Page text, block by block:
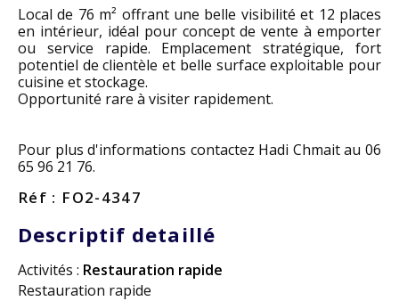
Local de 76 m² offrant une belle visibilité et 12 places
en intérieur, idéal pour concept de vente à emporter
ou service rapide. Emplacement stratégique, fort
potentiel de clientèle et belle surface exploitable pour
cuisine et stockage.
Opportunité rare à visiter rapidement.
Pour plus d'informations contactez Hadi Chmait au 06
65 96 21 76.
Réf : FO2-4347
Descriptif detaillé
Activités : Restauration rapide
Restauration rapide